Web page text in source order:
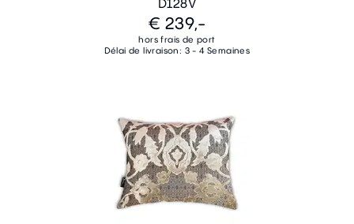
D128V
€ 239,-
hors frais de port
Délai de livraison: 3 - 4 Semaines